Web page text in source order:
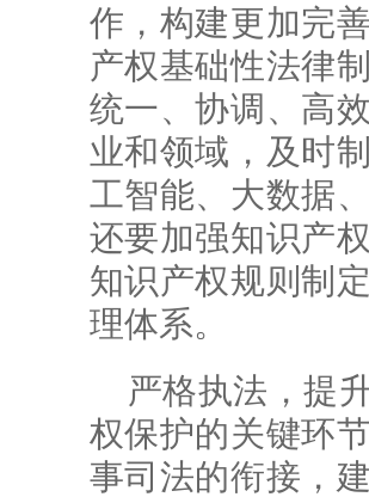
作，构建更加完
产权基础性法律
统一、协调、高
业和领域，及时
工智能、大数据
还要加强知识产
知识产权规则制
理体系。
严格执法，提
权保护的关键环
事司法的衔接，